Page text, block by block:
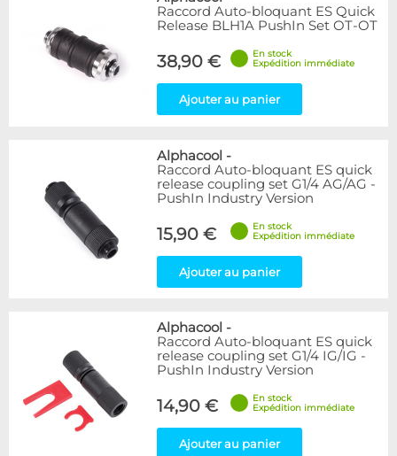
Raccord Auto-bloquant ES Quick
Release BLH1A PushIn Set OT-OT
38,90 €
En stock
Expédition immédiate
Ajouter au panier
Alphacool -
Raccord Auto-bloquant ES quick
release coupling set G1/4 AG/AG -
PushIn Industry Version
15,90 €
En stock
Expédition immédiate
Ajouter au panier
Alphacool -
Raccord Auto-bloquant ES quick
release coupling set G1/4 IG/IG -
PushIn Industry Version
14,90 €
En stock
Expédition immédiate
Ajouter au panier